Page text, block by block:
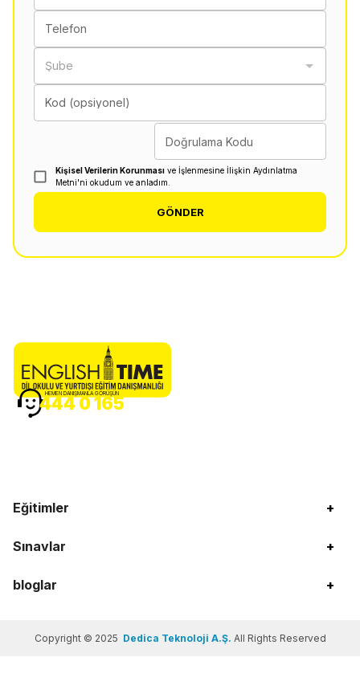
Telefon
Şube
Kod (opsiyonel)
Doğrulama Kodu
Kişisel Verilerin Korunması ve İşlenmesine İlişkin Aydınlatma
Metni'ni okudum ve anladım.
GÖNDER
Eğitimler +
Sınavlar +
bloglar +
HEMEN DANIŞMANLA GÖRÜŞÜN
444 0 165
Copyright © 2025 Dedica Teknoloji A.Ş. All Rights Reserved